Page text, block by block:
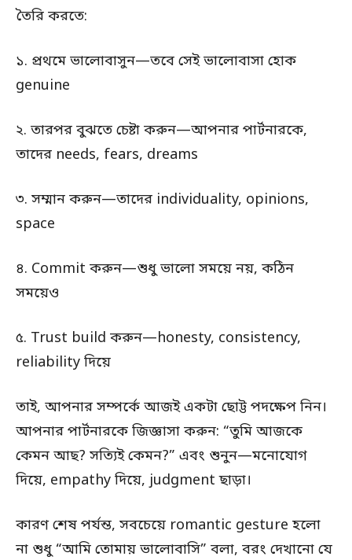
তৈরি করতে:
১. প্রথমে ভালোবাসুন—তবে সেই ভালোবাসা হোক
genuine
২. তারপর বুঝতে চেষ্টা করুন—আপনার পার্টনারকে,
তাদের needs, fears, dreams
৩. সম্মান করুন—তাদের individuality, opinions,
space
৪. Commit করুন—শুধু ভালো সময়ে নয়, কঠিন
সময়েও
৫. Trust build করুন—honesty, consistency,
reliability দিয়ে
তাই, আপনার সম্পর্কে আজই একটা ছোট্ট পদক্ষেপ নিন।
আপনার পার্টনারকে জিজ্ঞাসা করুন: “তুমি আজকে
কেমন আছ? সত্যিই কেমন?” এবং শুনুন—মনোযোগ
দিয়ে, empathy দিয়ে, judgment ছাড়া।
কারণ শেষ পর্যন্ত, সবচেয়ে romantic gesture হলো
না শুধু “আমি তোমায় ভালোবাসি” বলা, বরং দেখানো যে